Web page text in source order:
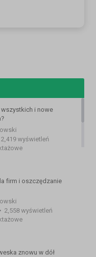
wszystkich i nowe
2,419 wyświetleń
firm i oszczędzanie
• 2,558 wyświetleń
znowu w dół